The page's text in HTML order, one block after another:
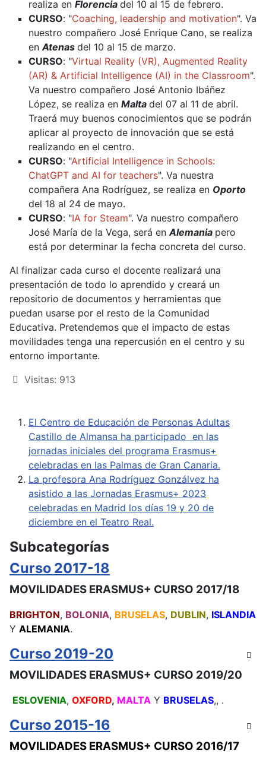
realiza en Florencia del 10 al 15 de febrero.
CURSO: "Coaching, leadership and motivation". Va
nuestro compañero José Enrique Cano, se realiza
en Atenas del 10 al 15 de marzo.
CURSO: "Virtual Reality (VR), Augmented Reality
(AR) & Artificial Intelligence (AI) in the Classroom".
Va nuestro compañero José Antonio Ibáñez
López, se realiza en Malta del 07 al 11 de abril.
Traerá muy buenos conocimientos que se podrán
aplicar al proyecto de innovación que se está
realizando en el centro.
CURSO: "Artificial Intelligence in Schools:
ChatGPT and AI for teachers". Va nuestra
compañera Ana Rodríguez, se realiza en Oporto
del 18 al 24 de mayo.
CURSO: "IA for Steam". Va nuestro compañero
José María de la Vega, será en Alemania pero
está por determinar la fecha concreta del curso.
Al finalizar cada curso el docente realizará una
presentación de todo lo aprendido y creará un
repositorio de documentos y herramientas que
puedan usarse por el resto de la Comunidad
Educativa. Pretendemos que el impacto de estas
movilidades tenga una repercusión en el centro y su
entorno importante.
Visitas: 913
El Centro de Educación de Personas Adultas
Castillo de Almansa ha participado en las
jornadas iniciales del programa Erasmus+
celebradas en las Palmas de Gran Canaria.
La profesora Ana Rodríguez Gonzálvez ha
asistido a las Jornadas Erasmus+ 2023
celebradas en Madrid los días 19 y 20 de
diciembre en el Teatro Real.
Subcategorías
Curso 2017-18
MOVILIDADES ERASMUS+ CURSO 2017/18
BRIGHTON, BOLONIA, BRUSELAS, DUBLIN, ISLANDIA
Y ALEMANIA.
Curso 2019-20
MOVILIDADES ERASMUS+ CURSO 2019/20
ESLOVENIA, OXFORD, MALTA Y BRUSELAS,, .
Curso 2015-16
MOVILIDADES ERASMUS+ CURSO 2016/17